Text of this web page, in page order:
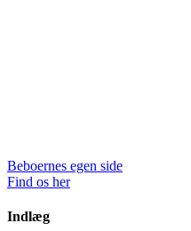
Beboernes egen side
Find os her
Indlæg